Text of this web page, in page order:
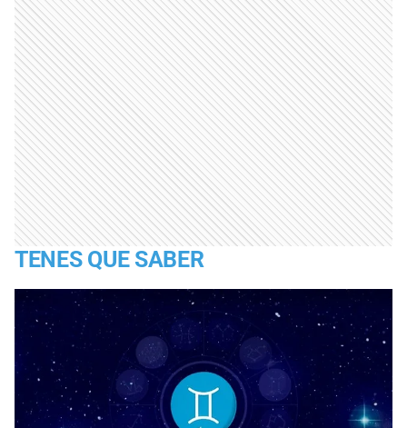
TENES QUE SABER